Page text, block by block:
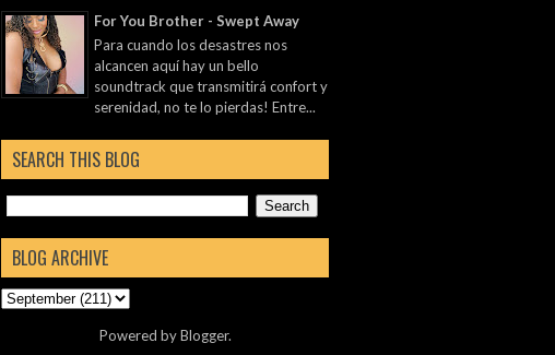
For You Brother - Swept Away
Para cuando los desastres nos
alcancen aquí hay un bello
soundtrack que transmitirá confort y
serenidad, no te lo pierdas! Entre...
SEARCH THIS BLOG
BLOG ARCHIVE
Powered byBlogger.